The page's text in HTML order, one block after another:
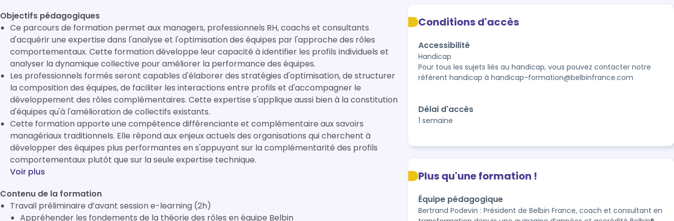
Objectifs pédagogiques
Ce parcours de formation permet aux managers, professionnels RH, coachs et consultants
d'acquérir une expertise dans l'analyse et l'optimisation des équipes par l'approche des rôles
comportementaux. Cette formation développe leur capacité à identifier les profils individuels et
analyser la dynamique collective pour améliorer la performance des équipes.
Les professionnels formés seront capables d'élaborer des stratégies d'optimisation, de structurer
la composition des équipes, de faciliter les interactions entre profils et d'accompagner le
développement des rôles complémentaires. Cette expertise s'applique aussi bien à la constitution
d'équipes qu'à l'amélioration de collectifs existants.
Cette formation apporte une compétence différenciante et complémentaire aux savoirs
managériaux traditionnels. Elle répond aux enjeux actuels des organisations qui cherchent à
développer des équipes plus performantes en s'appuyant sur la complémentarité des profils
comportementaux plutôt que sur la seule expertise technique.
Voir plus
Contenu de la formation
Travail préliminaire d’avant session e-learning (2h)
Appréhender les fondements de la théorie des rôles en équipe Belbin
Conditions d'accès
Accessibilité
Handicap
Pour tous les sujets liés au handicap, vous pouvez contacter notre
référent handicap à handicap-formation@belbinfrance.com
Délai d'accès
1 semaine
Plus qu'une formation !
Équipe pédagogique
Bertrand Podevin : Président de Belbin France, coach et consultant en